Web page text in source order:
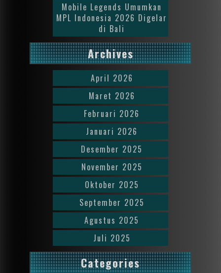
Mobile Legends Umumkan
MPL Indonesia 2026 Digelar
di Bali
Archives
April 2026
Maret 2026
Februari 2026
Januari 2026
Desember 2025
November 2025
Oktober 2025
September 2025
Agustus 2025
Juli 2025
Categories